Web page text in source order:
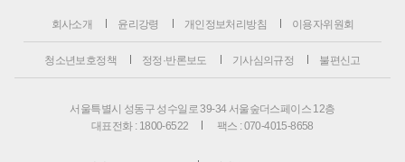
회사소개 윤리강령 개인정보처리방침 이용자위원회
청소년보호정책 정정·반론보도 기사심의규정 불편신고
서울특별시 성동구 성수일로 39-34 서울숲더스페이스 12층
대표전화 : 1800-6522
팩스 : 070-4015-8658